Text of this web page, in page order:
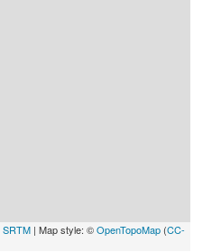
SRTM | Map style: ©OpenTopoMap (CC-